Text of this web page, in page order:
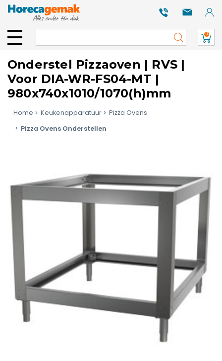
0
Onderstel Pizzaoven | RVS |
Voor DIA-WR-FS04-MT |
980x740x1010/1070(h)mm
Home Keukenapparatuur
Pizza Ovens
Pizza Ovens Onderstellen